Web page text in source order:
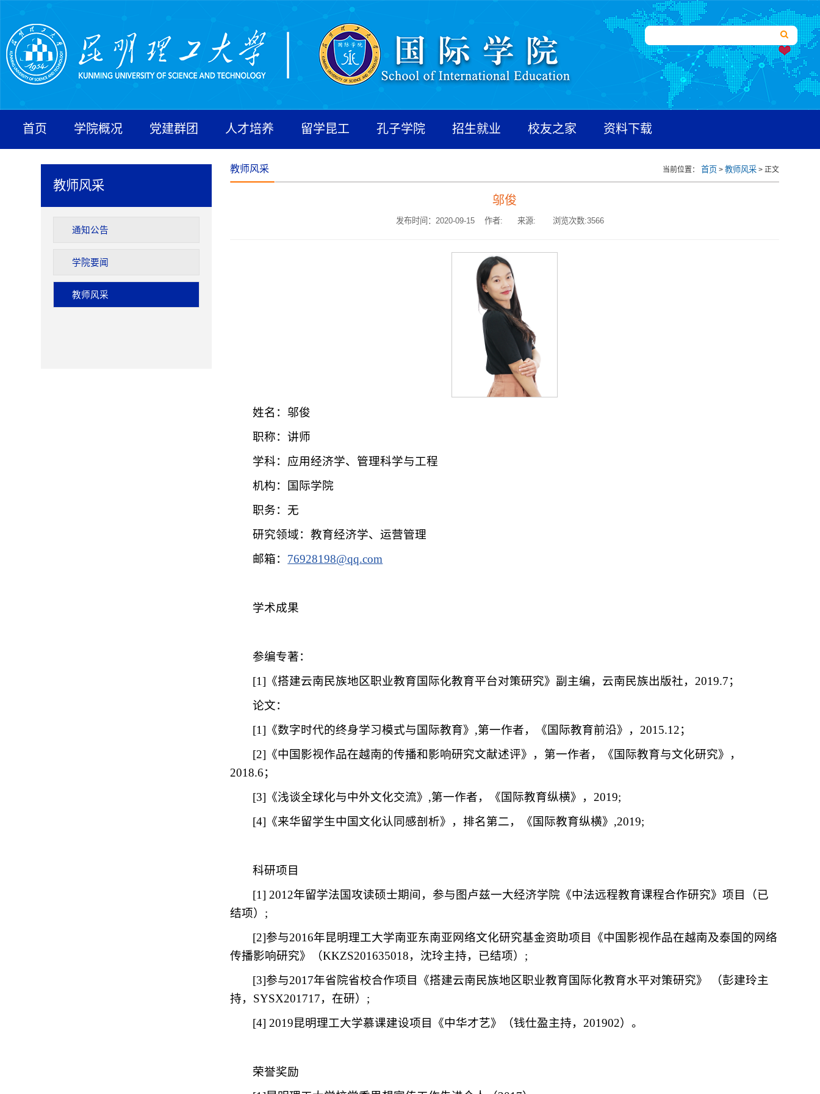
首页 学院概况 党建群团 人才培养 留学昆工 孔子学院 招生就业 校友之家 资料下载
教师风采
通知公告
学院要闻
教师风采
教师风采 当前位置： 首页 > 教师风采 > 正文
邬俊
发布时间：2020-09-15 作者: 来源: 浏览次数:3566
姓名：邬俊
职称：讲师
学科：应用经济学、管理科学与工程
机构：国际学院
职务：无
研究领域：教育经济学、运营管理
邮箱： 76928198@qq.com
学术成果
参编专著：
[1]《搭建云南民族地区职业教育国际化教育平台对策研究》副主编，云南民族出版社，2019.7；
论文：
[1]《数字时代的终身学习模式与国际教育》,第一作者，《国际教育前沿》，2015.12；
[2]《中国影视作品在越南的传播和影响研究文献述评》，第一作者，《国际教育与文化研究》，
2018.6；
[3]《浅谈全球化与中外文化交流》,第一作者，《国际教育纵横》，2019;
[4]《来华留学生中国文化认同感剖析》，排名第二，《国际教育纵横》,2019;
科研项目
[1] 2012年留学法国攻读硕士期间，参与图卢兹一大经济学院《中法远程教育课程合作研究》项目（已
结项）;
[2]参与2016年昆明理工大学南亚东南亚网络文化研究基金资助项目《中国影视作品在越南及泰国的网络
传播影响研究》（KKZS201635018，沈玲主持，已结项）;
[3]参与2017年省院省校合作项目《搭建云南民族地区职业教育国际化教育水平对策研究》 （彭建玲主
持，SYSX201717，在研）;
[4] 2019昆明理工大学慕课建设项目《中华才艺》（钱仕盈主持，201902）。
荣誉奖励